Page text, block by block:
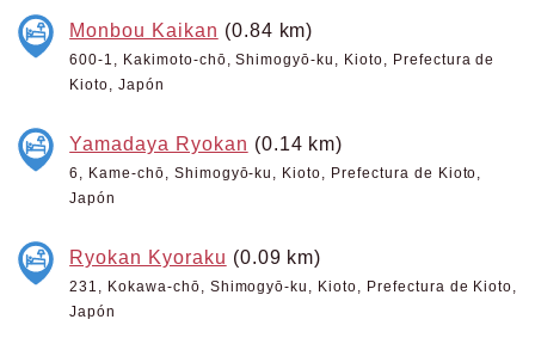
Monbou Kaikan (0.84 km)
600-1, Kakimoto-chō, Shimogyō-ku, Kioto, Prefectura de
Kioto, Japón
Yamadaya Ryokan (0.14 km)
6, Kame-chō, Shimogyō-ku, Kioto, Prefectura de Kioto,
Japón
Ryokan Kyoraku (0.09 km)
231, Kokawa-chō, Shimogyō-ku, Kioto, Prefectura de Kioto,
Japón